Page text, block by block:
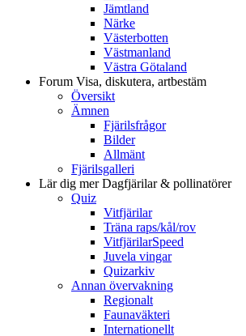
Jämtland
Närke
Västerbotten
Västmanland
Västra Götaland
Forum Visa, diskutera, artbestäm
Översikt
Ämnen
Fjärilsfrågor
Bilder
Allmänt
Fjärilsgalleri
Lär dig merDagfjärilar & pollinatörer
Quiz
Vitfjärilar
Träna raps/kål/rov
VitfjärilarSpeed
Juvela vingar
Quizarkiv
Annan övervakning
Regionalt
Faunaväkteri
Internationellt